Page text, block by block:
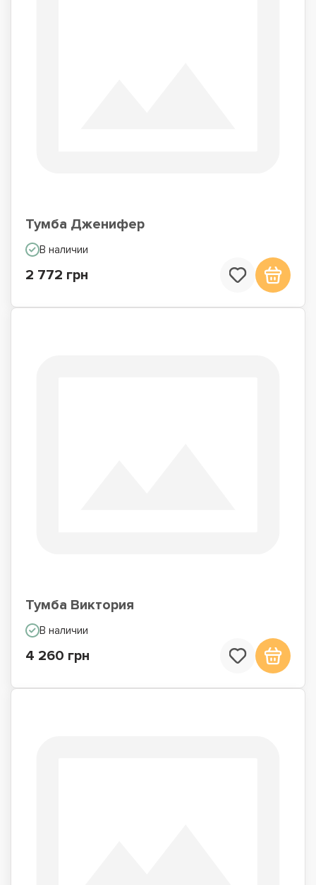
Тумба Дженифер
В наличии
2 772 грн
Тумба Виктория
В наличии
4 260 грн